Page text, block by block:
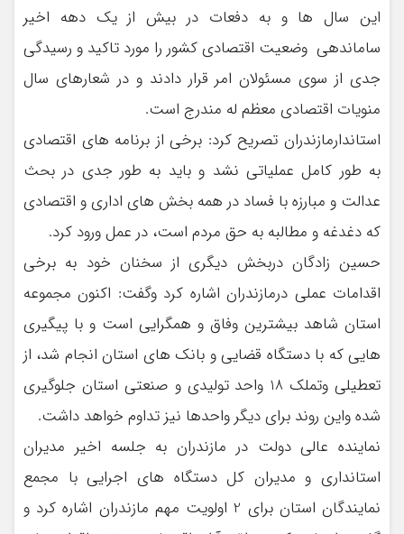
این سال ها و به دفعات در بیش از یک دهه اخیر
ساماندهی وضعیت اقتصادی کشور را مورد تاکید و رسیدگی
جدی از سوی مسئولان امر قرار دادند و در شعارهای سال
منویات اقتصادی معظم له مندرج است.
استاندارمازندران تصریح کرد: برخی از برنامه های اقتصادی
به طور کامل عملیاتی نشد و باید به طور جدی در بحث
عدالت و مبارزه با فساد در همه بخش های اداری و اقتصادی
که دغدغه و مطالبه به حق مردم است، در عمل ورود کرد.
حسین زادگان دربخش دیگری از سخنان خود به برخی
اقدامات عملی درمازندران اشاره کرد وگفت: اکنون مجموعه
استان شاهد بیشترین وفاق و همگرایی است و با پیگیری
هایی که با دستگاه قضایی و بانک های استان انجام شد، از
تعطیلی وتملک 18 واحد تولیدی و صنعتی استان جلوگیری
شده واین روند برای دیگر واحدها نیز تداوم خواهد داشت.
نماینده عالی دولت در مازندران به جلسه اخیر مدیران
استانداری و مدیران کل دستگاه های اجرایی با مجمع
نمایندگان استان برای 2 اولویت مهم مازندران اشاره کرد و